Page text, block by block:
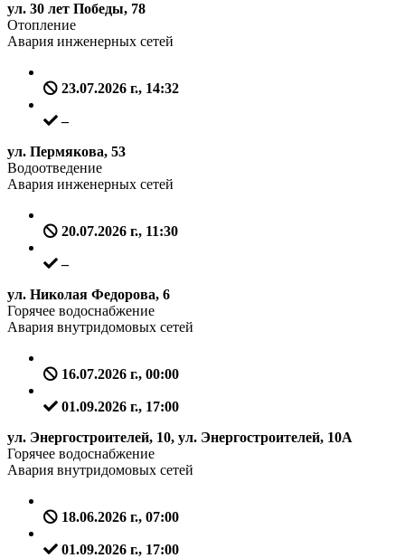
ул. 30 лет Победы, 78
Отопление
Авария инженерных сетей
23.07.2026 г., 14:32
–
ул. Пермякова, 53
Водоотведение
Авария инженерных сетей
20.07.2026 г., 11:30
–
ул. Николая Федорова, 6
Горячее водоснабжение
Авария внутридомовых сетей
16.07.2026 г., 00:00
01.09.2026 г., 17:00
ул. Энергостроителей, 10, ул. Энергостроителей, 10А
Горячее водоснабжение
Авария внутридомовых сетей
18.06.2026 г., 07:00
01.09.2026 г., 17:00